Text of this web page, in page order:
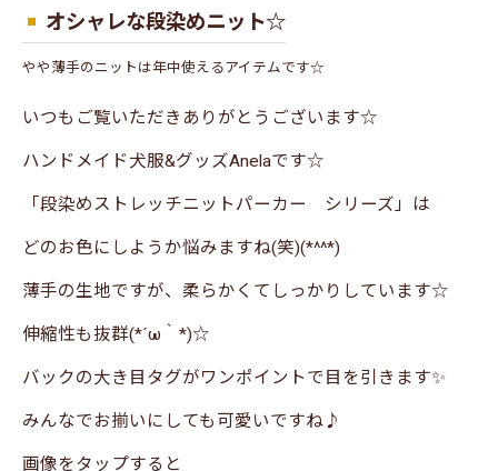
オシャレな段染めニット☆
やや薄手のニットは年中使えるアイテムです☆
いつもご覧いただきありがとうございます☆
ハンドメイド犬服&グッズAnelaです☆
「段染めストレッチニットパーカー シリーズ」は
どのお色にしようか悩みますね(笑)(*^^*)
薄手の生地ですが、柔らかくてしっかりしています☆
伸縮性も抜群(*´ω｀*)☆
バックの大き目タグがワンポイントで目を引きます✨
みんなでお揃いにしても可愛いですね♪
画像をタップすると